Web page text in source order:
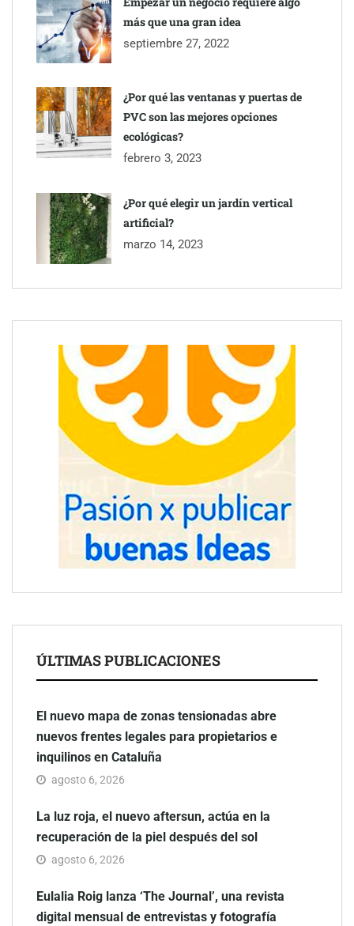
más que una gran idea
septiembre 27, 2022
¿Por qué las ventanas y puertas de
PVC son las mejores opciones
ecológicas?
febrero 3, 2023
¿Por qué elegir un jardín vertical
artificial?
marzo 14, 2023
ÚLTIMAS PUBLICACIONES
El nuevo mapa de zonas tensionadas abre
nuevos frentes legales para propietarios e
inquilinos en Cataluña
agosto 6, 2026
La luz roja, el nuevo aftersun, actúa en la
recuperación de la piel después del sol
agosto 6, 2026
Eulalia Roig lanza ‘The Journal’, una revista
digital mensual de entrevistas y fotografía